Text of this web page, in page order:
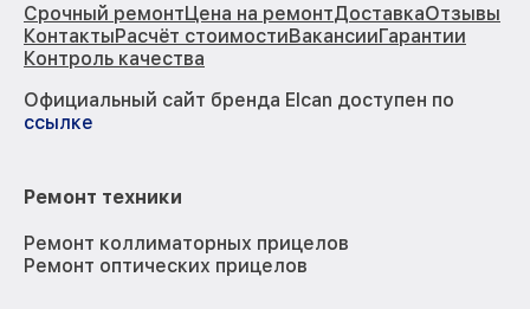
Срочный ремонтЦена на ремонтДоставкаОтзывы
КонтактыРасчёт стоимостиВакансииГарантии
Контроль качества
Официальный сайт бренда Elcan доступен по
ссылке
Ремонт техники
Ремонт коллиматорных прицелов
Ремонт оптических прицелов